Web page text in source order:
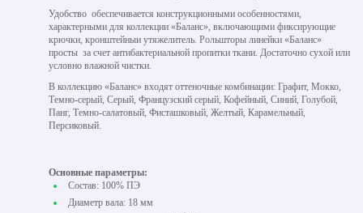
Удобство обеспечивается конструкционными особенностями,
характерными для коллекции «Баланс», включающими фиксирующие
крючки, кронштейныи утяжелитель. Рольшторы линейки «Баланс»
просты за счет антибактериальной пропитки ткани. Достаточно сухой или
условно влажной чистки.
В коллекцию «Баланс» входят оттеночные комбинации: Графит, Мокко,
Темно-серый, Серый, Французский серый, Кофейный, Синий, Голубой,
Панг, Темно-салатовый, Фисташковый, Желтый, Карамельный,
Персиковый.
Основные параметры:
Состав: 100% ПЭ
Диаметр вала: 18 мм